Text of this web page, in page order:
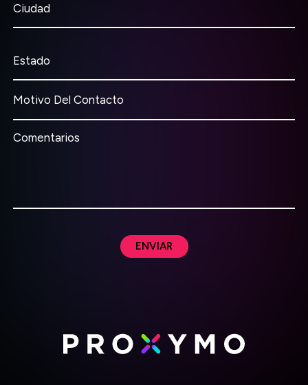
Ciudad
Estado
Motivo Del Contacto
Comentarios
ENVIAR